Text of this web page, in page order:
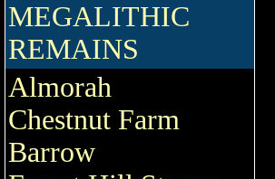
MEGALITHIC
REMAINS
Almorah
Chestnut Farm
Barrow